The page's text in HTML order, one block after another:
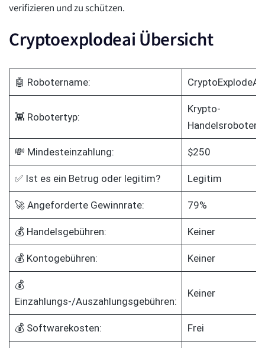
verifizieren und zu schützen.
Cryptoexplodeai Übersicht
🤖 Robotername: CryptoExplodeAI
👾 Robotertyp:
Krypto-
Handelsroboter
💸 Mindesteinzahlung: $250
✅ Ist es ein Betrug oder legitim? Legitim
🚀 Angeforderte Gewinnrate: 79%
💰 Handelsgebühren: Keiner
💰 Kontogebühren: Keiner
💰
Einzahlungs-/Auszahlungsgebühren:
Keiner
💰 Softwarekosten: Frei